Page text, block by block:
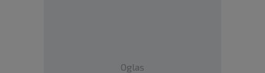
Oglas